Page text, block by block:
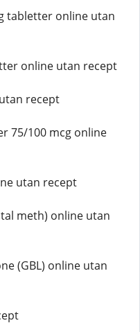
tabletter online utan
online utan recept
recept
75/100 mcg online
utan recept
meth) online utan
(GBL) online utan